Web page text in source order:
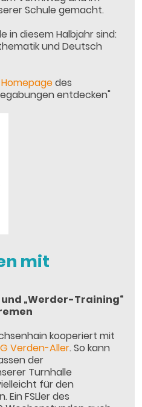
Schule gemacht.
in diesem Halbjahr sind:
und Deutsch
Homepagedes
entdecken"
mit
„Werder-Training“
kooperiert mit
Verden-Aller. So kann
der
Turnhalle
für den
FSLler des